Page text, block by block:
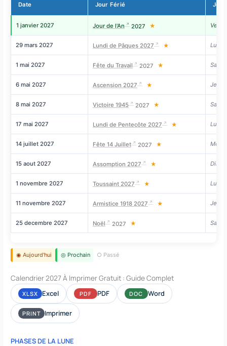
Date Jour Férié Jour
1 janvier 2027 Jour de l'An 2027 ★
29 mars 2027 Lundi de Pâques 2027 ★ Lundi
1 mai 2027 Fête du Travail 2027 ★
6 mai 2027 Ascension 2027 ★ Jeudi
8 mai 2027 Victoire 1945 2027 ★
17 mai 2027 Lundi de Pentecôte 2027 ★ Lundi
14 juillet 2027 Fête 14 Juillet 2027 ★
15 aout 2027 Assomption 2027 ★
1 novembre 2027 Toussaint 2027 ★ Lundi
11 novembre 2027 Armistice 1918 2027 ★ Jeudi
25 decembre 2027 Noël 2027 ★
◉ Aujourd'hui ◎ Prochain ○ Passé
Calendrier 2027 À Imprimer Gratuit : Guide Complet
XLSX Excel PDF PDF DOC Word
PRINT Imprimer
PHASES DE LA LUNE